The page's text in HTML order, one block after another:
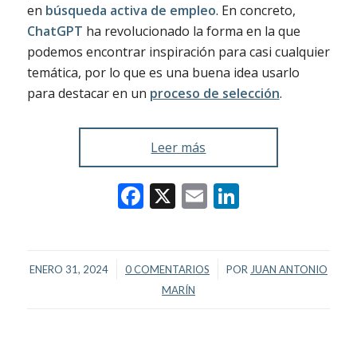
en búsqueda activa de empleo. En concreto,
ChatGPT ha revolucionado la forma en la que
podemos encontrar inspiración para casi cualquier
temática, por lo que es una buena idea usarlo
para destacar en un proceso de selección.
Leer más
Facebook
X EmailLinkedIn
ENERO 31, 2024
/ 0 COMENTARIOS
/ POR JUAN ANTONIO
MARÍN